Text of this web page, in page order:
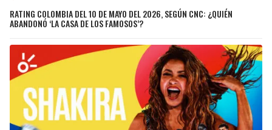
RATING COLOMBIA DEL 10 DE MAYO DEL 2026, SEGÚN CNC: ¿QUIÉN
ABANDONÓ ‘LA CASA DE LOS FAMOSOS’?